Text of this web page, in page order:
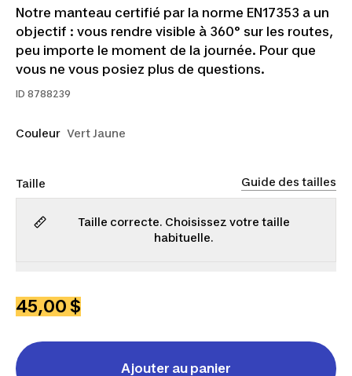
Notre manteau certifié par la norme EN17353 a un
objectif : vous rendre visible à 360° sur les routes,
peu importe le moment de la journée. Pour que
vous ne vous posiez plus de questions.
ID 8788239
Couleur Vert Jaune
Taille Guide des tailles
Taille correcte. Choisissez votre taille
habituelle.
45,00 $
Ajouter au panier